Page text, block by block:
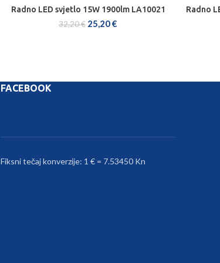
DODAJ U KOŠARICU
Radno LED svjetlo 15W 1900lm LA10021
32,20€ 25,20€
Radno
FACEBOOK
Fiksni tečaj konverzije: 1 € = 7.53450 Kn